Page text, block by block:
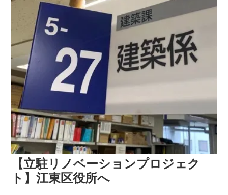
【立駐リノベーションプロジェク
ト】江東区役所へ